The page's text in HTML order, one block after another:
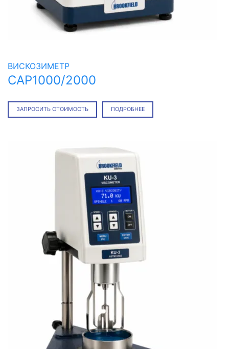
ВИСКОЗИМЕТР
CAP1000/2000
ЗАПРОСИТЬ СТОИМОСТЬ ПОДРОБНЕЕ